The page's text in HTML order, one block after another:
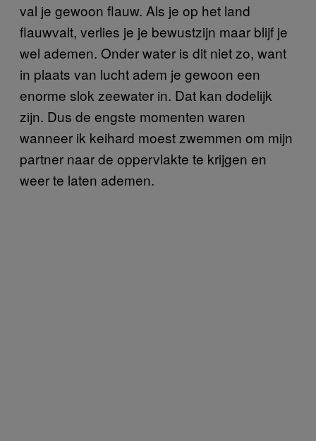
val je gewoon flauw. Als je op het land
flauwvalt, verlies je je bewustzijn maar blijf je
wel ademen. Onder water is dit niet zo, want
in plaats van lucht adem je gewoon een
enorme slok zeewater in. Dat kan dodelijk
zijn. Dus de engste momenten waren
wanneer ik keihard moest zwemmen om mijn
partner naar de oppervlakte te krijgen en
weer te laten ademen.